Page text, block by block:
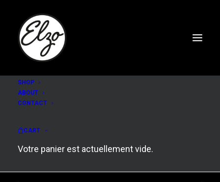
SHOP
ABOUT
CONTACT
CART
Votre panier est actuellement vide.
Rockerill Festival 2014